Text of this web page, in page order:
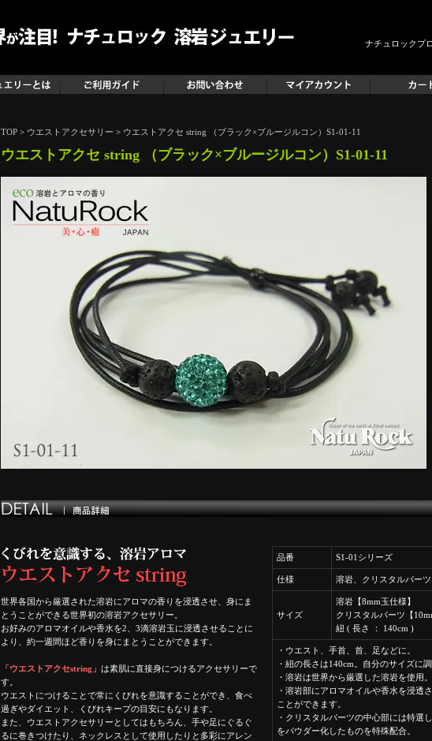
ナチュロックプ
TOP > ウエストアクセサリー > ウエストアクセ string （ブラック×ブルージルコン）S1-01-11
ウエストアクセ string （ブラック×ブルージルコン）S1-01-11
世界各国から厳選された溶岩にアロマの香りを浸透させ、身にま
とうことができる世界初の溶岩アクセサリー。
お好みのアロマオイルや香水を2、3滴溶岩玉に浸透させることに
より、約一週間ほど香りを身にまとうことができます。
「ウエストアクセstring」 は素肌に直接身につけるアクセサリーで
す。
ウエストにつけることで常にくびれを意識することができ、食べ
過ぎやダイエット、くびれキープの目安にもなります。
また、ウエストアクセサリーとしてはもちろん、手や足にぐるぐ
るに巻きつけたり、ネックレスとして使用したりと多彩にアレン
品番 S1-01シリーズ
仕様 溶岩、クリスタルパーツ
サイズ
溶岩【8mm玉仕様】
クリスタルパーツ【
紐 ( 長さ ： 140cm )
・ウエスト、手首、首、足などに。
・紐の長さは140cm。自分のサイズに調
・溶岩は世界から厳選した溶岩を使用。
・溶岩部にアロマオイルや香水を浸透
ことができます。
・クリスタルパーツの中心部には特選
をパウダー化したものを特殊配合。